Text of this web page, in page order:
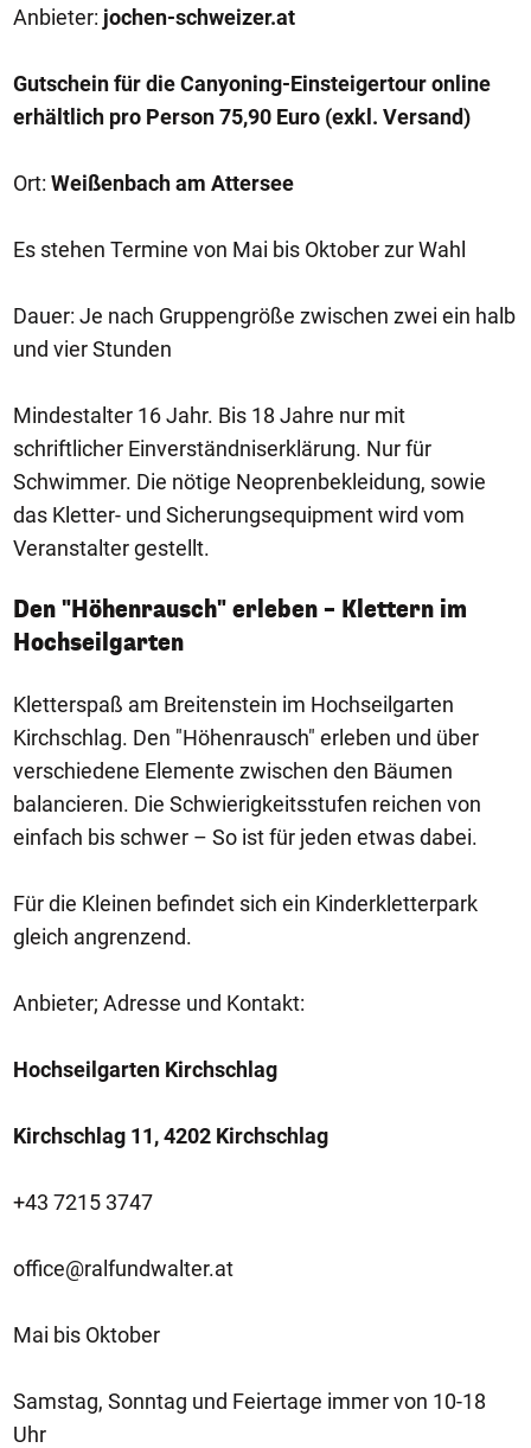
Anbieter: jochen-schweizer.at
Gutschein für die Canyoning-Einsteigertour online
erhältlich pro Person 75,90 Euro (exkl. Versand)
Ort: Weißenbach am Attersee
Es stehen Termine von Mai bis Oktober zur Wahl
Dauer: Je nach Gruppengröße zwischen zwei ein halb
und vier Stunden
Mindestalter 16 Jahr. Bis 18 Jahre nur mit
schriftlicher Einverständniserklärung. Nur für
Schwimmer. Die nötige Neoprenbekleidung, sowie
das Kletter- und Sicherungsequipment wird vom
Veranstalter gestellt.
Den "Höhenrausch" erleben – Klettern im
Hochseilgarten
Kletterspaß am Breitenstein im Hochseilgarten
Kirchschlag. Den "Höhenrausch" erleben und über
verschiedene Elemente zwischen den Bäumen
balancieren. Die Schwierigkeitsstufen reichen von
einfach bis schwer – So ist für jeden etwas dabei.
Für die Kleinen befindet sich ein Kinderkletterpark
gleich angrenzend.
Anbieter; Adresse und Kontakt:
Hochseilgarten Kirchschlag
Kirchschlag 11, 4202 Kirchschlag
+43 7215 3747
office@ralfundwalter.at
Mai bis Oktober
Samstag, Sonntag und Feiertage immer von 10-18
Uhr